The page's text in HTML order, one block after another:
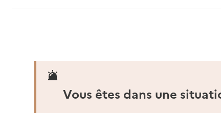
Vous êtes dans une